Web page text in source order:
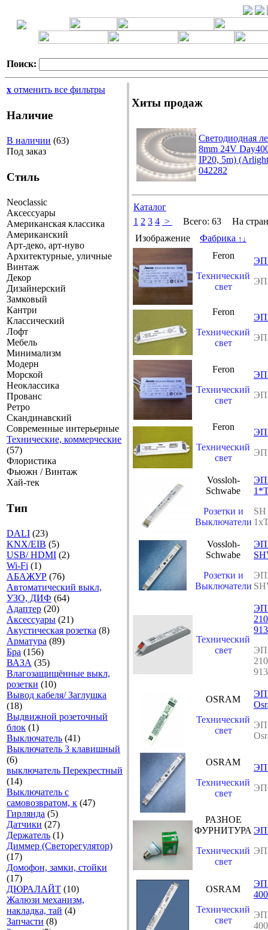
Поиск:
x отменить все фильтры
Наличие
В наличии (63)
Под заказ
Стиль
Neoclassic
Аксессуары
Американская классика
Американский
Арт-деко, арт-нуво
Архитектурные, уличные
Винтаж
Декор
Дизайнерский
Замковый
Кантри
Классический
Лофт
Мебель
Минимализм
Модерн
Морской
Неоклассика
Прованс
Ретро
Скандинавский
Современные интерьерные
Технические, коммерческие
(57)
Флористика
Фьюжн / Винтаж
Хай-тек
Тип
DALI (23)
KNX/EIB (5)
USB/ HDMI (2)
Wi-Fi (1)
АБАЖУР (76)
Автоматический выкл,
УЗО, ДИФ (64)
Адаптер (20)
Аксесcуары (21)
Акустическая розетка (8)
Арматура (89)
Бра (156)
ВАЗА (35)
Влагозащищённые выкл,
розетки (10)
Вывод кабеля/ Заглушка
(18)
Выдвижной розеточный
блок (1)
Выключатель (41)
Выключатель 3 клавишный
(6)
выключатель Перекрестный
(14)
Выключатель с
самовозвратом, к (47)
Гирлянда (5)
Датчики (27)
Держатель (1)
Диммер (Светорегулятор)
(17)
Домофон, замки, стойки
(17)
ДЮРАЛАЙТ (10)
Жалюзи механизм,
накладка, тай (4)
Запчасти (8)
Хиты продаж
Светодиодная
8mm 24V
IP20, 5m)
042282
Каталог
1 2 3 4 > Всего: 63
На
Изображение
Фабрика ↑ ↓
Feron
Технический
свет
Feron
Технический
свет
Feron
Технический
свет
Feron
Технический
свет
Vossloh-
Schwabe
Розетки и
Выключатели
Vossloh-
Schwabe
Розетки и
Выключатели
Технический
свет
OSRAM
Технический
свет
OSRAM
Технический
свет
РАЗНОЕ
ФУРНИТУРА
Технический
свет
OSRAM
Технический
свет